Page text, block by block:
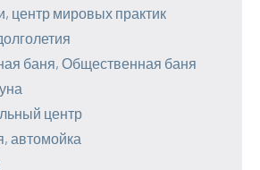
центр мировых практик
баня, Общественная баня
центр
автомойка